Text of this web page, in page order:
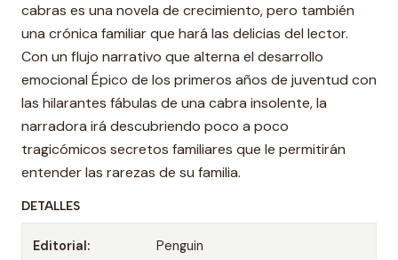
cabras es una novela de crecimiento, pero también
una crónica familiar que hará las delicias del lector.
Con un flujo narrativo que alterna el desarrollo
emocional Épico de los primeros años de juventud con
las hilarantes fábulas de una cabra insolente, la
narradora irá descubriendo poco a poco
tragicómicos secretos familiares que le permitirán
entender las rarezas de su familia.
DETALLES
Editorial: Penguin